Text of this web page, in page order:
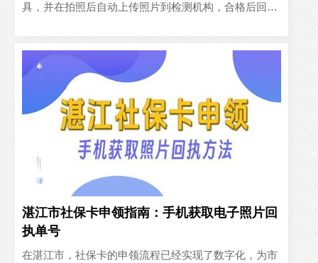
具，并在拍照后自动上传照片到检测机构，合格后回传
居民提供了极大的…
湛江市社保卡申领指南：手机获取电子照片回
执单号
在湛江市，社保卡的申领流程已经实现了数字化，为市